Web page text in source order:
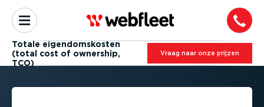
Totale eigen­doms­kosten
(total cost of ownership,
TCO)
Vraag naar onze prijzen
WAT ZIJN DE TOTALE